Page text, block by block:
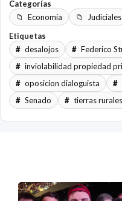
Categorías
Economía
Judiciales
Etiquetas
desalojos
Federico
inviolabilidad propiedad
oposicion dialoguista
Senado
tierras rurales